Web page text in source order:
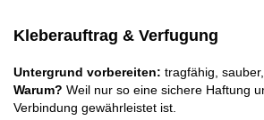
Kleberauftrag & Verfugung
Untergrund vorbereiten: tragfähig,
Warum? Weil nur so eine sichere Haftung
Verbindung gewährleistet ist.